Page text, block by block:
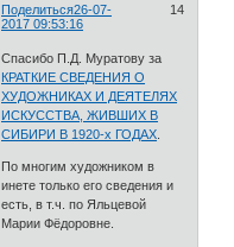
Поделиться 14
26-07-
2017 09:53:16
Спасибо П.Д. Муратову за
КРАТКИЕ СВЕДЕНИЯ О
ХУДОЖНИКАХ И ДЕЯТЕЛЯХ
ИСКУССТВА, ЖИВШИХ В
СИБИРИ В 1920-х ГОДАХ
По многим художником в
инете только его сведения и
есть, в т.ч. по Яльцевой
Марии Фёдоровне.